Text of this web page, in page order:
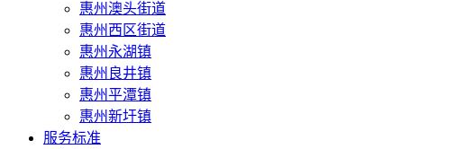
惠州澳头街道
惠州西区街道
惠州永湖镇
惠州良井镇
惠州平潭镇
惠州新圩镇
服务标准